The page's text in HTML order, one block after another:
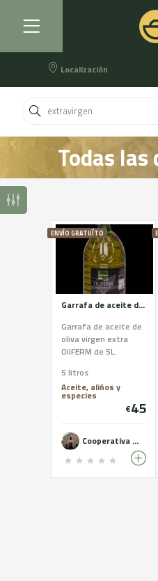
Localización
Todas
ENVÍO GRATUÏTO
Garrafa de aceite de 5L OliFERM
Garrafa de aceite de
oliva virgen extra
OliFERM de 5L.
mediante
procedimientos
mecánicos. Aceite de
máxima calidad y de
organolépticas
excelentes.
5 litros
Aceite, aliños y
especies
€45
Cooperativa del Camp de Castelldans - OLiFERM